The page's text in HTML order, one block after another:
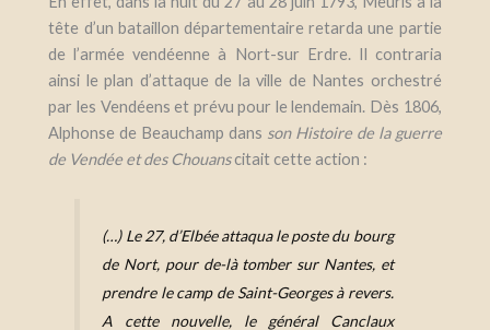
tête d’un bataillon départementaire retarda une partie
de l’armée vendéenne à Nort-sur Erdre. Il contraria
ainsi le plan d’attaque de la ville de Nantes orchestré
par les Vendéens et prévu pour le lendemain. Dès 1806,
Alphonse de Beauchamp dans son Histoire de la guerre
de Vendée et des Chouanscitait cette action :
(…) Le 27, d’Elbée attaqua le poste du bourg
de Nort, pour de-là tomber sur Nantes, et
prendre le camp de Saint-Georges à revers.
A cette nouvelle, le général Canclaux